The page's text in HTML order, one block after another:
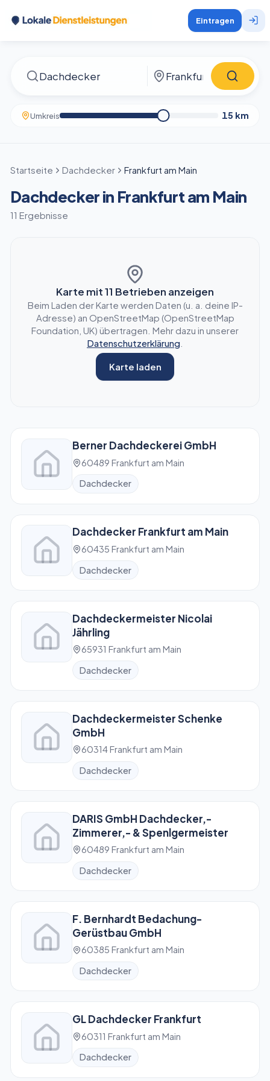
Eintragen
Umkreis 15 km
Startseite Dachdecker Frankfurt am Main
Dachdecker in Frankfurt am Main
11 Ergebnisse
Karte mit11 Betrieben anzeigen
Beim Laden der Karte werden Daten (u. a. deine IP-
Adresse) an OpenStreetMap (OpenStreetMap
Foundation, UK) übertragen. Mehr dazu in unserer
Datenschutzerklärung
Karte laden
Berner Dachdeckerei GmbH
60489 Frankfurt am Main
Dachdecker
Dachdecker Frankfurt am Main
60435 Frankfurt am Main
Dachdecker
Dachdeckermeister Nicolai
Jährling
65931 Frankfurt am Main
Dachdecker
Dachdeckermeister Schenke
GmbH
60314 Frankfurt am Main
Dachdecker
DARIS GmbH Dachdecker,-
Zimmerer,- & Spenlgermeister
60489 Frankfurt am Main
Dachdecker
F. Bernhardt Bedachung-
Gerüstbau GmbH
60385 Frankfurt am Main
Dachdecker
GL Dachdecker Frankfurt
60311 Frankfurt am Main
Dachdecker